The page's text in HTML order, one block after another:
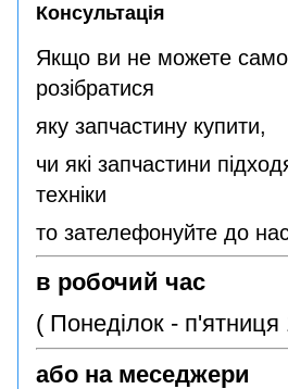
Консультація
Якщо ви не можете
розібратися
яку запчастину купити,
чи які запчастини
техніки
то зателефонуйте до
в робочий час
( Понеділок - п'ятниця
або на меседжери